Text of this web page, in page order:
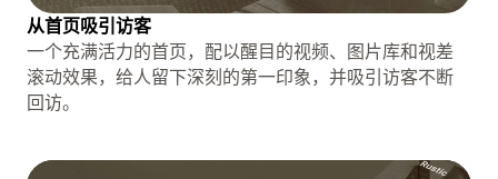
从首页吸引访客
一个充满活力的首页，配以醒目的视频、图片库和视差
滚动效果，给人留下深刻的第一印象，并吸引访客不断
回访。